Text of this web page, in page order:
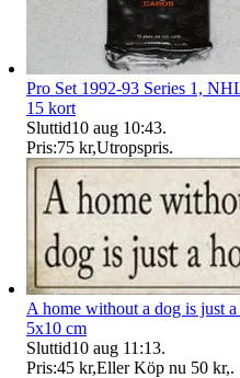
Pro Set 1992-93 Series 1,
15 kort
Sluttid10 aug 10:43.
Pris:75 kr,Utropspris.
A home without a dog is just
5x10 cm
Sluttid10 aug 11:13.
Pris:45 kr,Eller Köp nu 50 kr,.